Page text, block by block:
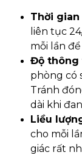
Thời gian
liên tục
mỗi lần
Độ thông
phòng có
Tránh
dài khi
Liều
cho mỗi
giác rất